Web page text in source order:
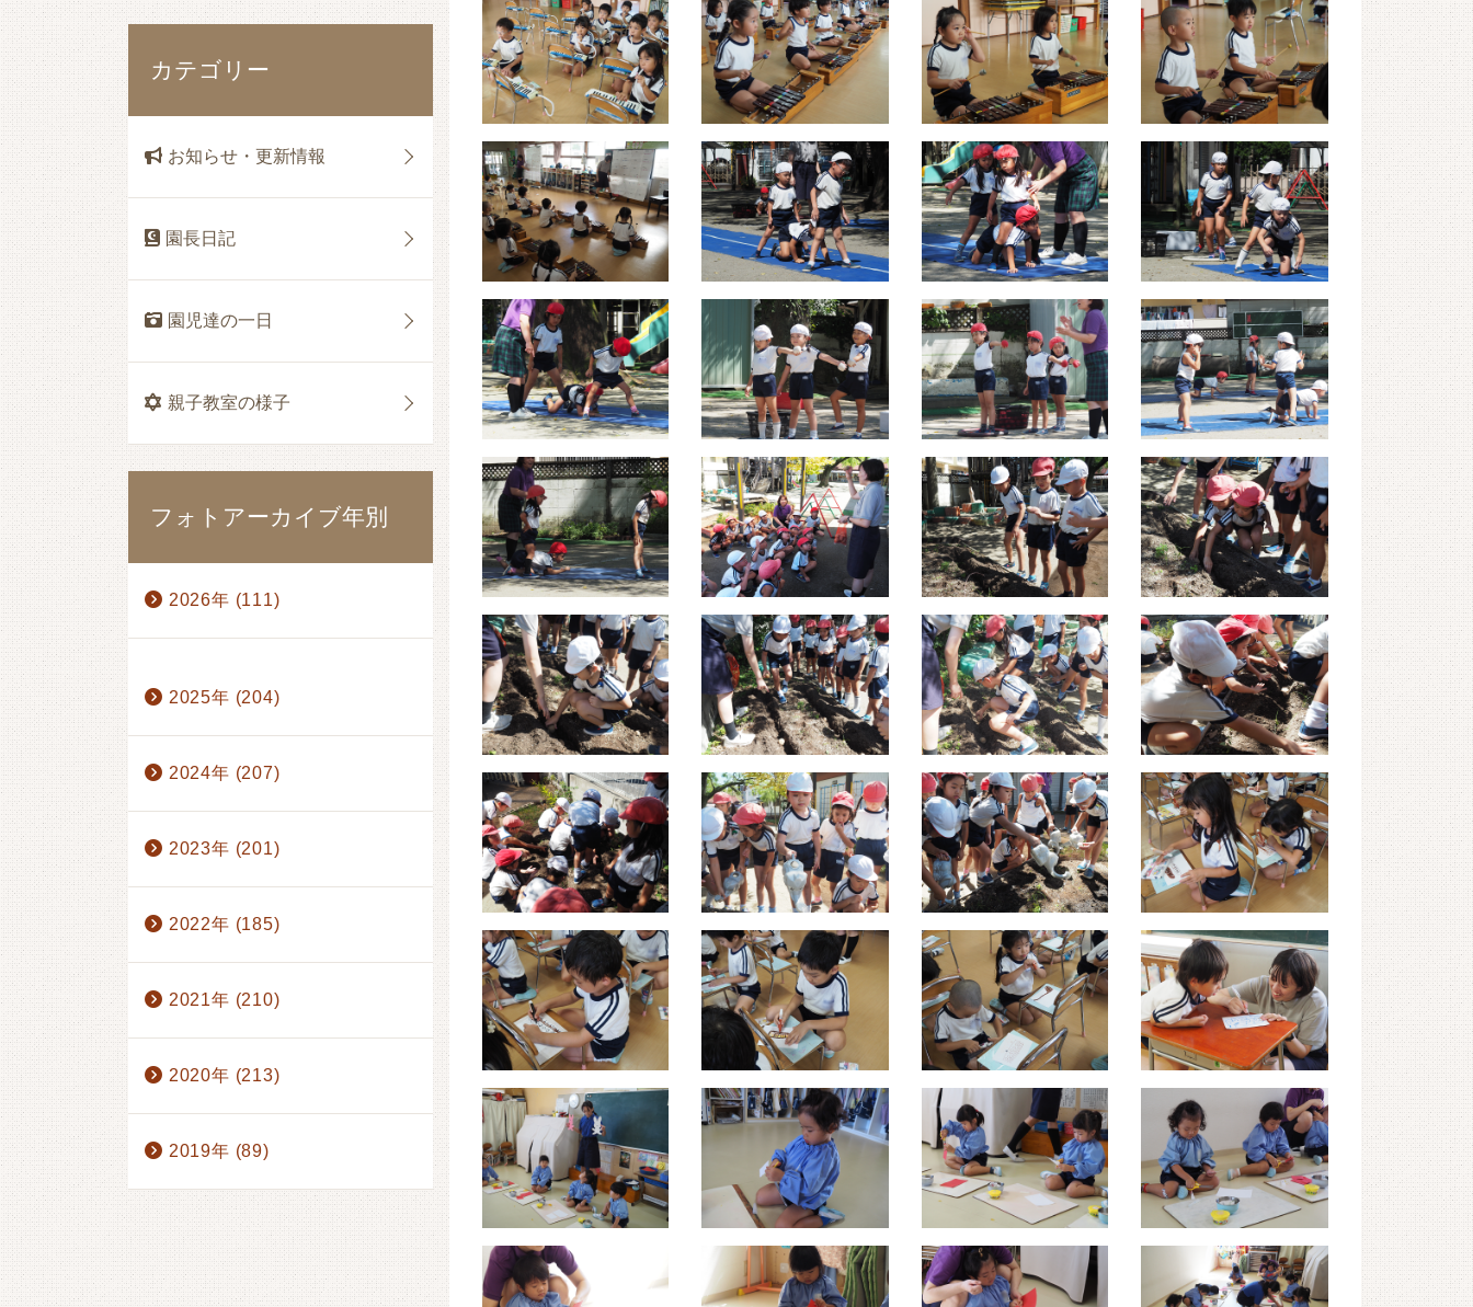
カテゴリー
お知らせ・更新情報
園長日記
園児達の一日
親子教室の様子
フォトアーカイブ年別
2026年 (111)
7月 (13) 8月 (1)
2025年 (204)
2024年 (207)
2023年 (201)
2022年 (185)
2021年 (210)
2020年 (213)
2019年 (89)